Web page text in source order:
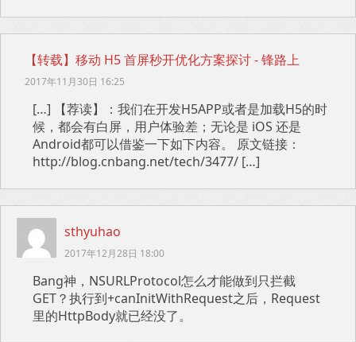
【转载】移动 H5 首屏秒开优化方案探讨 - 锋路上
2017年11月30日 16:25
[…] 【荐读】：我们在开发H5APP或者是加载H5的时
候，都会有白屏，用户体验差；无论是 iOS 还是
Android都可以借鉴一下如下内容。 原文链接：
http://blog.cnbang.net/tech/3477/ […]
sthyuhao
2017年12月28日 18:00
Bang神，NSURLProtocol怎么才能做到只拦截
GET？执行到+canInitWithRequest之后，Request
里的HttpBody就已经没了。